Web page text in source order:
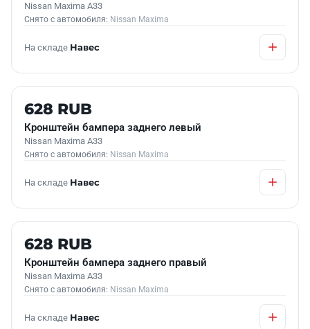
Nissan Maxima A33
Снято с автомобиля: Nissan Maxima
На складе Навес
Б/У В НАЛИЧИИ
628 RUB
Кронштейн бампера заднего левый
Nissan Maxima A33
Снято с автомобиля: Nissan Maxima
На складе Навес
Б/У В НАЛИЧИИ
628 RUB
Кронштейн бампера заднего правый
Nissan Maxima A33
Снято с автомобиля: Nissan Maxima
На складе Навес